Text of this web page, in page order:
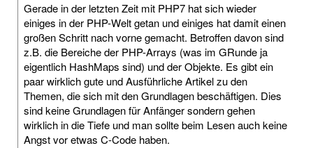
Gerade in der letzten Zeit mit PHP7 hat sich wieder
einiges in der PHP-Welt getan und einiges hat damit einen
großen Schritt nach vorne gemacht. Betroffen davon sind
z.B. die Bereiche der PHP-Arrays (was im GRunde ja
eigentlich HashMaps sind) und der Objekte. Es gibt ein
paar wirklich gute und Ausführliche Artikel zu den
Themen, die sich mit den Grundlagen beschäftigen. Dies
sind keine Grundlagen für Anfänger sondern gehen
wirklich in die Tiefe und man sollte beim Lesen auch keine
Angst vor etwas C-Code haben.